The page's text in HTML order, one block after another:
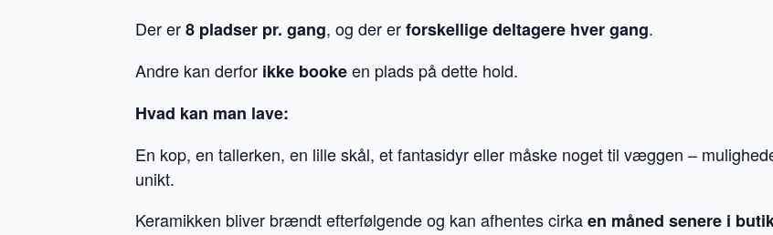
Der er8 pladser pr. gang, og der erforskellige deltagere hver gang.
Andre kan derfor ikke bookeen plads på dette hold.
Hvad kan man lave:
En kop, en tallerken, en lille skål, et fantasidyr eller måske noget til væggen –
unikt.
Keramikken bliver brændt efterfølgende og kan afhentes cirkaen måned senere i